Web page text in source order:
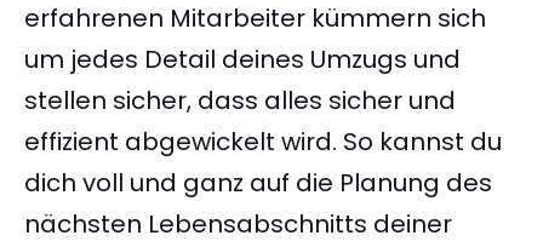
erfahrenen Mitarbeiter kümmern sich
um jedes Detail deines Umzugs und
stellen sicher, dass alles sicher und
effizient abgewickelt wird. So kannst du
dich voll und ganz auf die Planung des
nächsten Lebensabschnitts deiner